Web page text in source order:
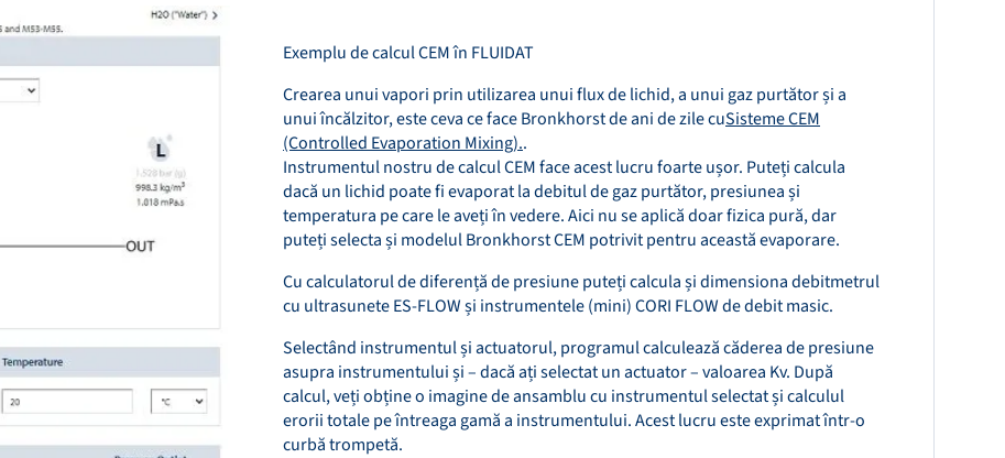
Exemplu de calcul CEM în FLUIDAT
Crearea unui vapori prin utilizarea unui flux de lichid, a unui gaz purtător și a
unui încălzitor, este ceva ce face Bronkhorst de ani de zile cuSisteme CEM
(Controlled Evaporation Mixing)..
Instrumentul nostru de calcul CEM face acest lucru foarte ușor. Puteți calcula
dacă un lichid poate fi evaporat la debitul de gaz purtător, presiunea și
temperatura pe care le aveți în vedere. Aici nu se aplică doar fizica pură, dar
puteți selecta și modelul Bronkhorst CEM potrivit pentru această evaporare.
Cu calculatorul de diferență de presiune puteți calcula și dimensiona debitmetrul
cu ultrasunete ES-FLOW și instrumentele (mini) CORI FLOW de debit masic.
Selectând instrumentul și actuatorul, programul calculează căderea de presiune
asupra instrumentului și – dacă ați selectat un actuator – valoarea Kv. După
calcul, veți obține o imagine de ansamblu cu instrumentul selectat și calculul
erorii totale pe întreaga gamă a instrumentului. Acest lucru este exprimat într-o
curbă trompetă.